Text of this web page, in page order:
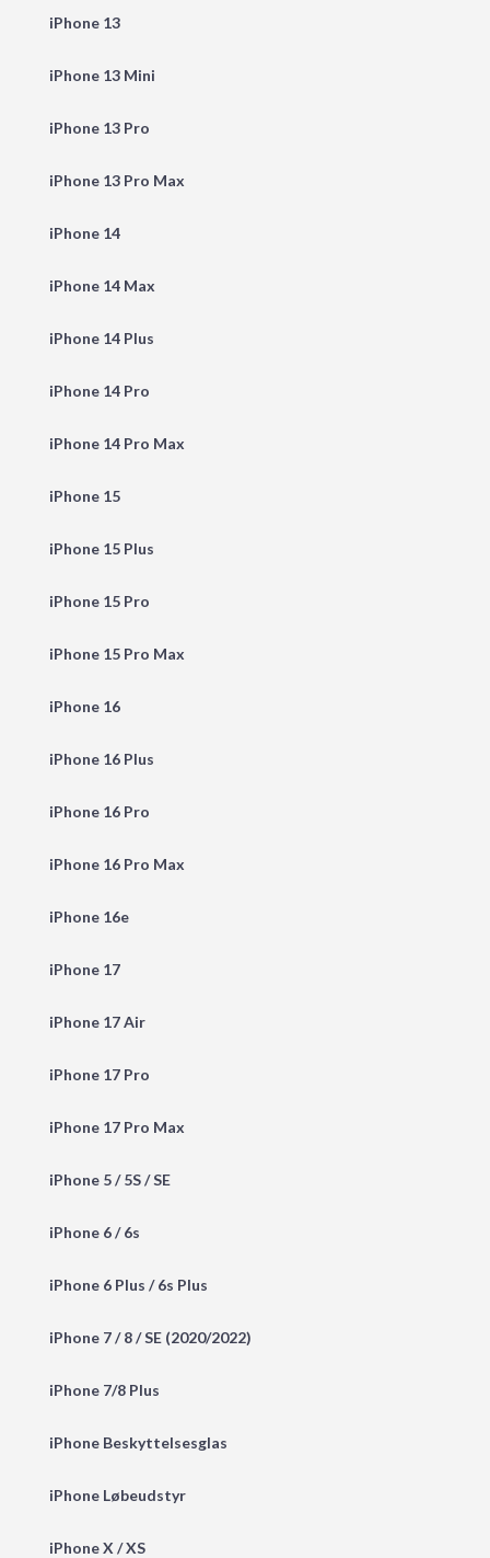
iPhone 13
iPhone 13 Mini
iPhone 13 Pro
iPhone 13 Pro Max
iPhone 14
iPhone 14 Max
iPhone 14 Plus
iPhone 14 Pro
iPhone 14 Pro Max
iPhone 15
iPhone 15 Plus
iPhone 15 Pro
iPhone 15 Pro Max
iPhone 16
iPhone 16 Plus
iPhone 16 Pro
iPhone 16 Pro Max
iPhone 16e
iPhone 17
iPhone 17 Air
iPhone 17 Pro
iPhone 17 Pro Max
iPhone 5 / 5S / SE
iPhone 6 / 6s
iPhone 6 Plus / 6s Plus
iPhone 7 / 8 / SE (2020/2022)
iPhone 7/8 Plus
iPhone Beskyttelsesglas
iPhone Løbeudstyr
iPhone X / XS